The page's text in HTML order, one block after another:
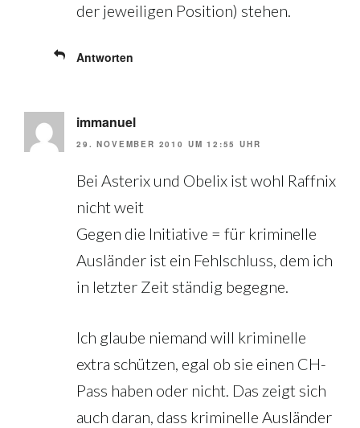
der jeweiligen Position) stehen.
Antworten
immanuel
29. NOVEMBER 2010 UM 12:55 UHR
Bei Asterix und Obelix ist wohl Raffnix
nicht weit
Gegen die Initiative = für kriminelle
Ausländer ist ein Fehlschluss, dem ich
in letzter Zeit ständig begegne.
Ich glaube niemand will kriminelle
extra schützen, egal ob sie einen CH-
Pass haben oder nicht. Das zeigt sich
auch daran, dass kriminelle Ausländer